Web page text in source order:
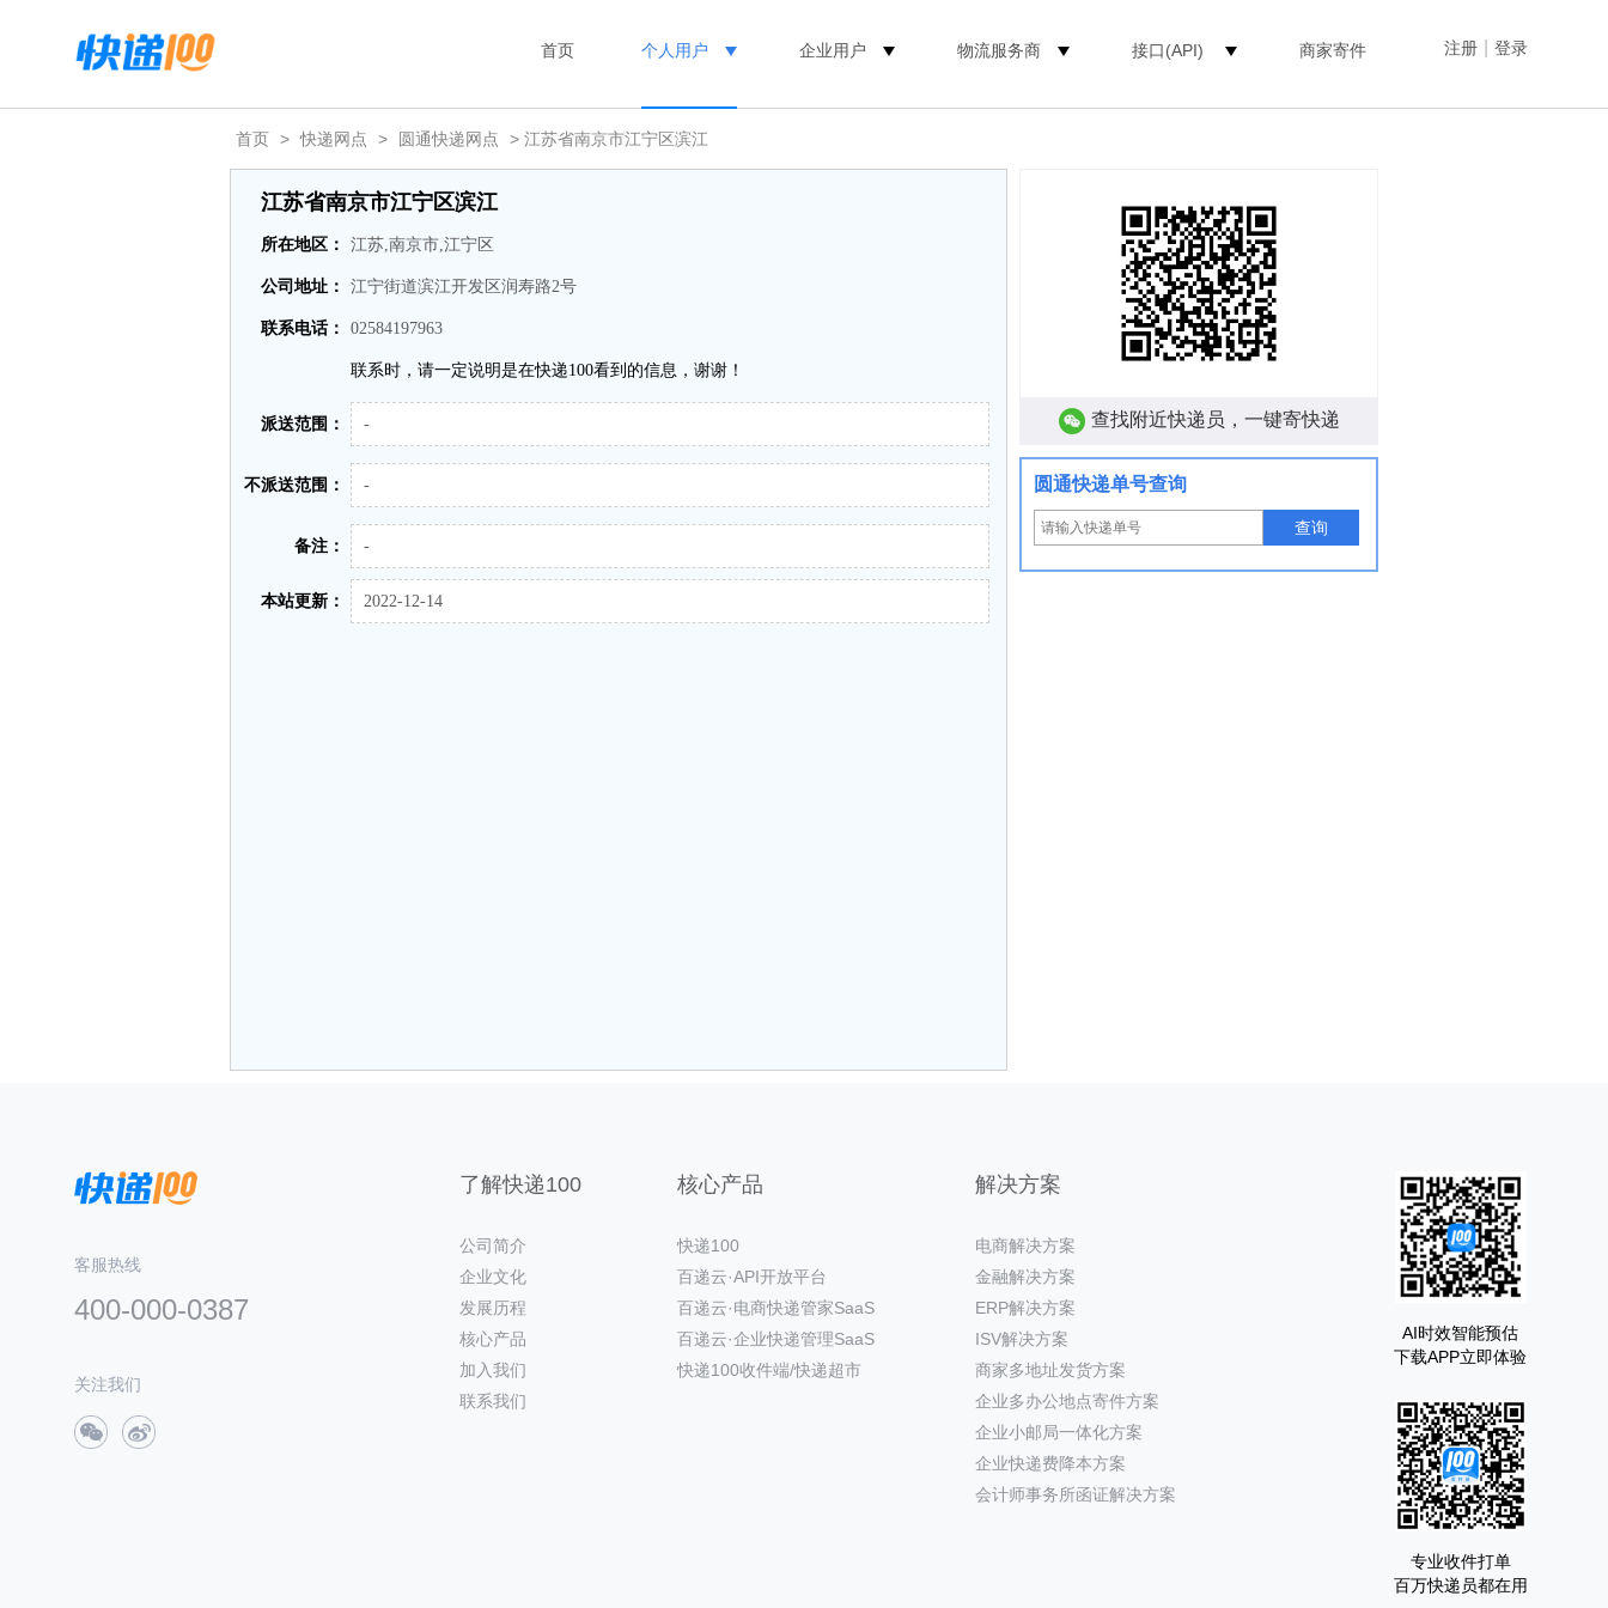
注册 登录
首页 个人用户 企业用户 物流服务商 接口(API) 商家寄件
首页 > 快递网点 > 圆通快递网点 > 江苏省南京市江宁区滨江
江苏省南京市江宁区滨江
所在地区： 江苏,南京市,江宁区
公司地址： 江宁街道滨江开发区润寿路2号
联系电话： 02584197963
联系时，请一定说明是在快递100看到的信息，谢谢！
派送范围： -
不派送范围： -
备注： -
本站更新： 2022-12-14
查找附近快递员，一键寄快递
圆通快递单号查询
查询
客服热线
400-000-0387
关注我们
了解快递100
公司简介
企业文化
发展历程
核心产品
加入我们
联系我们
核心产品
快递100
百递云·API开放平台
百递云·电商快递管家SaaS
百递云·企业快递管理SaaS
快递100收件端/快递超市
解决方案
电商解决方案
金融解决方案
ERP解决方案
ISV解决方案
商家多地址发货方案
企业多办公地点寄件方案
企业小邮局一体化方案
企业快递费降本方案
会计师事务所函证解决方案
AI时效智能预估
下载APP立即体验
专业收件打单
百万快递员都在用